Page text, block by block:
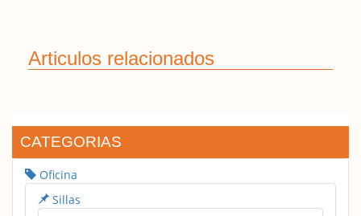
Articulos relacionados
CATEGORIAS
Oficina
Sillas